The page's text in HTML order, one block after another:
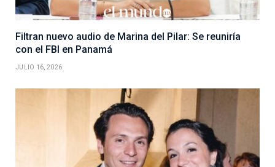
Filtran nuevo audio de Marina del Pilar: Se reuniría
con el FBI en Panamá
JULIO 16, 2026